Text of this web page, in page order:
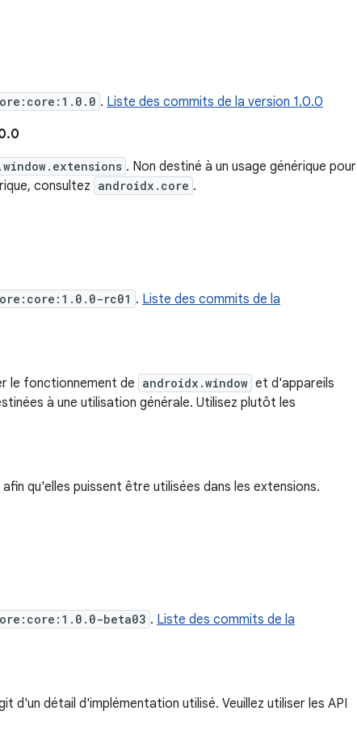
. Liste des commits de la version 1.0.0
. Non destiné à un usage générique pour
consultez androidx.core .
rc01 . Liste des commits de la
le fonctionnement de androidx.window et d'appareils
à une utilisation générale. Utilisez plutôt les
qu'elles puissent être utilisées dans les extensions.
beta03 . Liste des commits de la
d'un détail d'implémentation utilisé. Veuillez utiliser les API